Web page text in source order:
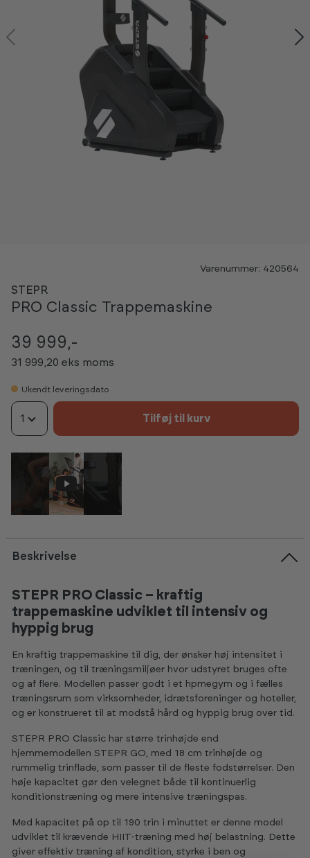
Varenummer: 420564
STEPR
PRO Classic Trappemaskine
39 999,-
31 999,20 eks moms
Ukendt leveringsdato
1 Tilføj til kurv
Beskrivelse
STEPR PRO Classic – kraftig
trappemaskine udviklet til intensiv og
hyppig brug
En kraftig trappemaskine til dig, der ønsker høj intensitet i
træningen, og til træningsmiljøer hvor udstyret bruges ofte
og af flere. Modellen passer godt i et hpmegym og i fælles
træningsrum som virksomheder, idrætsforeninger og hoteller,
og er konstrueret til at modstå hård og hyppig brug over tid.
STEPR PRO Classic har større trinhøjde end
hjemmemodellen STEPR GO, med 18 cm trinhøjde og
rummelig trinflade, som passer til de fleste fodstørrelser. Den
høje kapacitet gør den velegnet både til kontinuerlig
konditionstræning og mere intensive træningspas.
Med kapacitet på op til 190 trin i minuttet er denne model
udviklet til krævende HIIT-træning med høj belastning. Dette
giver effektiv træning af kondition, styrke i ben og